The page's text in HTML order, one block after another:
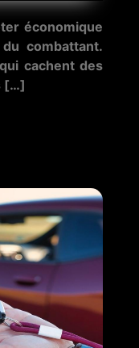
économique
combattant.
cachent des
[…]